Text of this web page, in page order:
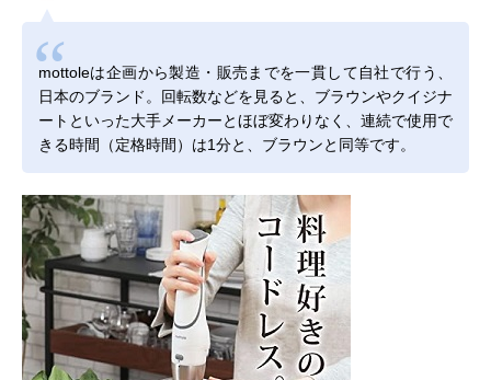
mottoleは企画から製造・販売までを一貫して自社で行う、
日本のブランド。回転数などを見ると、ブラウンやクイジナ
ートといった大手メーカーとほぼ変わりなく、連続で使用で
きる時間（定格時間）は1分と、ブラウンと同等です。